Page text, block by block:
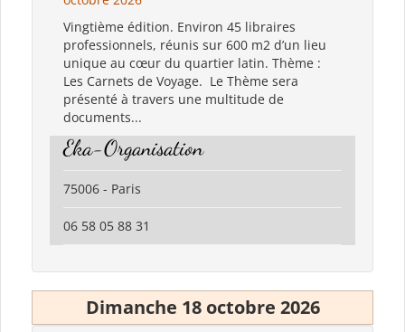
Vingtième édition. Environ 45 libraires
professionnels, réunis sur 600 m2 d’un lieu
unique au cœur du quartier latin. Thème :
Les Carnets de Voyage. Le Thème sera
présenté à travers une multitude de
documents...
Eka-Organisation
75006 - Paris
06 58 05 88 31
Dimanche 18 octobre 2026